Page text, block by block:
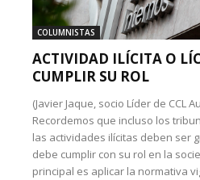
COLUMNISTAS
ACTIVIDAD ILÍCITA O
CUMPLIR SU ROL
(Javier Jaque, socio Líder de CCL
Recordemos que incluso los
las actividades ilícitas deben ser
debe cumplir con su rol en la
principal es aplicar la normativa